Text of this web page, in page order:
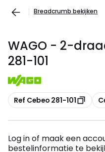
Breadcrumb bekijken
WAGO - 2-
281-101
Kopiëren
Ref Cebeo 281-101
Log in of maak een
bestelinformatie te